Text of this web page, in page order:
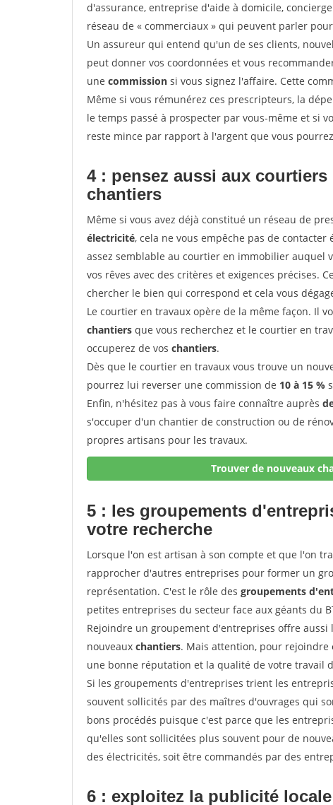
d'assurance, entreprise d'aide à domicile,
réseau de « commerciaux » qui peuvent parler
Un assureur qui entend qu'un de ses clients,
peut donner vos coordonnées et vous
une commission si vous signez l'affaire. Cette
Même si vous rémunérez ces prescripteurs, la
le temps passé à prospecter par vous-même et si
reste mince par rapport à l'argent que vous
4 : pensez aussi aux
chantiers
Même si vous avez déjà constitué un réseau de
électricité, cela ne vous empêche pas de contacter
assez semblable au courtier en immobilier auquel
vos rêves avec des critères et exigences précises.
chercher le bien qui correspond et cela vous
Le courtier en travaux opère de la même façon. Il
chantiers que vous recherchez et le courtier en
occuperez de vos chantiers.
Dès que le courtier en travaux vous trouve un
pourrez lui reverser une commission de 10 à 15 %
Enfin, n'hésitez pas à vous faire connaître auprès
s'occuper d'un chantier de construction ou de
propres artisans pour les travaux.
Trouver de nouveaux
5 : les groupements
votre recherche
Lorsque l'on est artisan à son compte et que l'on
rapprocher d'autres entreprises pour former un
représentation. C'est le rôle des groupements
petites entreprises du secteur face aux géants du
Rejoindre un groupement d'entreprises offre
nouveaux chantiers. Mais attention, pour rejoindre
une bonne réputation et la qualité de votre travail
Si les groupements d'entreprises trient les
souvent sollicités par des maîtres d'ouvrages qui
bons procédés puisque c'est parce que les
qu'elles sont sollicitées plus souvent pour de
des électricités, soit être commandés par des
6 : exploitez la publicité locale